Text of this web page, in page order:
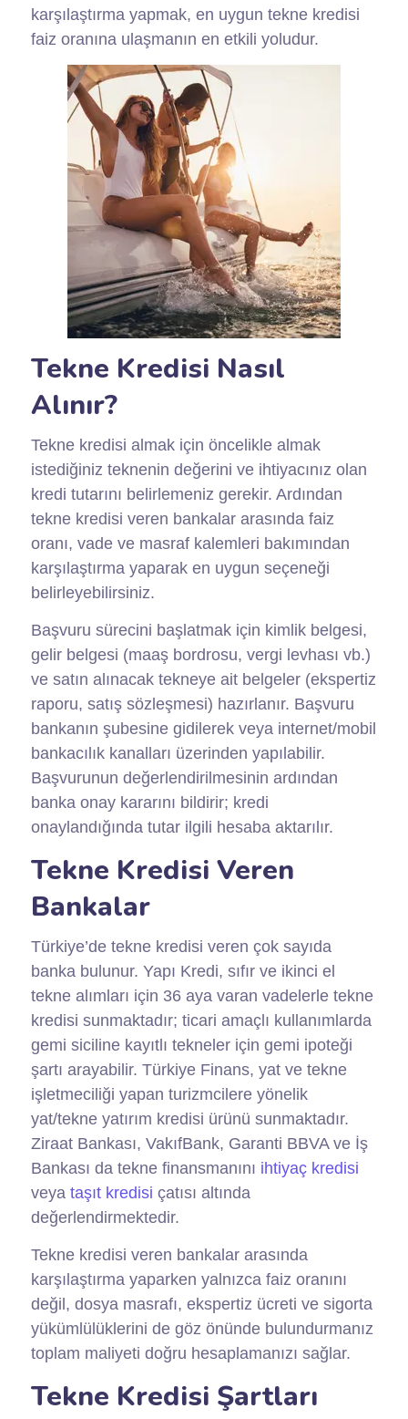
karşılaştırma yapmak, en uygun tekne kredisi
faiz oranına ulaşmanın en etkili yoludur.
Tekne Kredisi Nasıl
Alınır?
Tekne kredisi almak için öncelikle almak
istediğiniz teknenin değerini ve ihtiyacınız olan
kredi tutarını belirlemeniz gerekir. Ardından
tekne kredisi veren bankalar arasında faiz
oranı, vade ve masraf kalemleri bakımından
karşılaştırma yaparak en uygun seçeneği
belirleyebilirsiniz.
Başvuru sürecini başlatmak için kimlik belgesi,
gelir belgesi (maaş bordrosu, vergi levhası vb.)
ve satın alınacak tekneye ait belgeler (ekspertiz
raporu, satış sözleşmesi) hazırlanır. Başvuru
bankanın şubesine gidilerek veya internet/mobil
bankacılık kanalları üzerinden yapılabilir.
Başvurunun değerlendirilmesinin ardından
banka onay kararını bildirir; kredi
onaylandığında tutar ilgili hesaba aktarılır.
Tekne Kredisi Veren
Bankalar
Türkiye’de tekne kredisi veren çok sayıda
banka bulunur. Yapı Kredi, sıfır ve ikinci el
tekne alımları için 36 aya varan vadelerle tekne
kredisi sunmaktadır; ticari amaçlı kullanımlarda
gemi siciline kayıtlı tekneler için gemi ipoteği
şartı arayabilir. Türkiye Finans, yat ve tekne
işletmeciliği yapan turizmcilere yönelik
yat/tekne yatırım kredisi ürünü sunmaktadır.
Ziraat Bankası, VakıfBank, Garanti BBVA ve İş
Bankası da tekne finansmanını ihtiyaç kredisi
veya taşıt kredisi çatısı altında
değerlendirmektedir.
Tekne kredisi veren bankalar arasında
karşılaştırma yaparken yalnızca faiz oranını
değil, dosya masrafı, ekspertiz ücreti ve sigorta
yükümlülüklerini de göz önünde bulundurmanız
toplam maliyeti doğru hesaplamanızı sağlar.
Tekne Kredisi Şartları